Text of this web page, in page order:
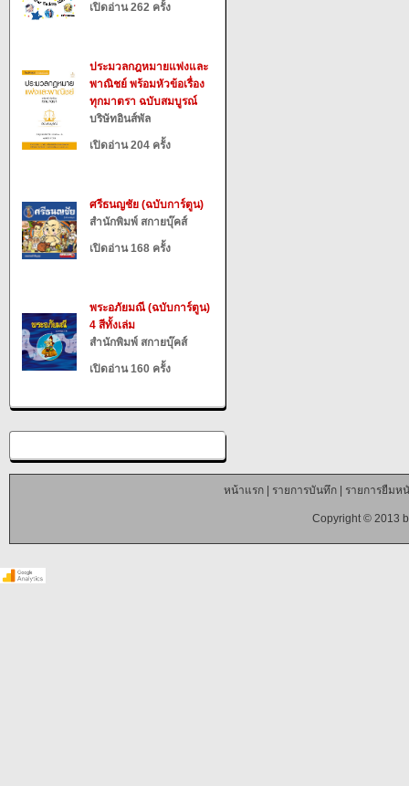
เปิดอ่าน 262 ครั้ง
ประมวลกฎหมายแพ่งและ
พาณิชย์ พร้อมหัวข้อเรื่อง
ทุกมาตรา ฉบับสมบูรณ์
บริษัทอินส์พัล
เปิดอ่าน 204 ครั้ง
ศรีธนญชัย (ฉบับการ์ตูน)
สำนักพิมพ์ สกายบุ๊คส์
เปิดอ่าน 168 ครั้ง
พระอภัยมณี (ฉบับการ์ตูน)
4 สีทั้งเล่ม
สำนักพิมพ์ สกายบุ๊คส์
เปิดอ่าน 160 ครั้ง
หน้าแรก| รายการบันทึก| รายการยืมห
Copyright © 2013